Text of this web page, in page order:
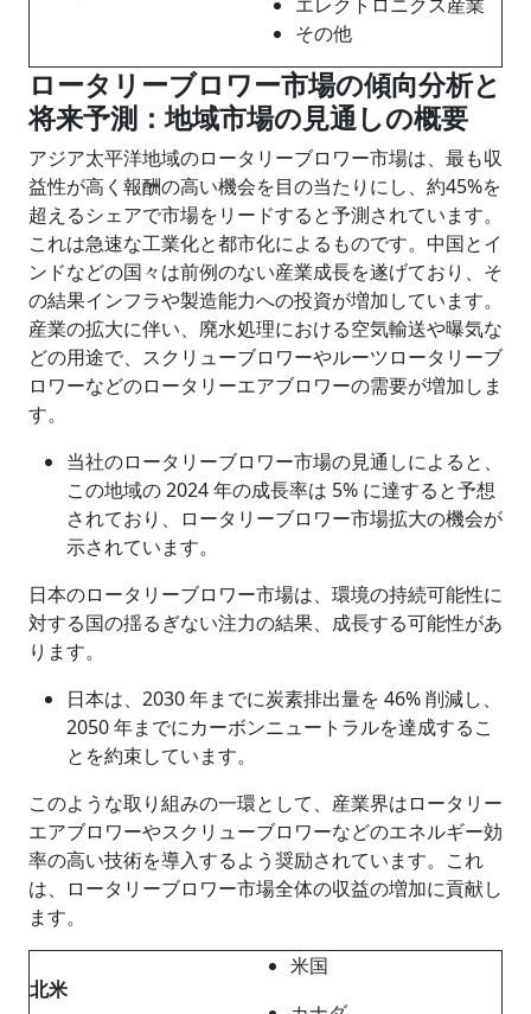
その他
ロータリーブロワー市場の傾向分析と
将来予測：地域市場の見通しの概要
アジア太平洋地域のロータリーブロワー市場は、最も収
益性が高く報酬の高い機会を目の当たりにし、約45%を
超えるシェアで市場をリードすると予測されています。
これは急速な工業化と都市化によるものです。中国とイ
ンドなどの国々は前例のない産業成長を遂げており、そ
の結果インフラや製造能力への投資が増加しています。
産業の拡大に伴い、廃水処理における空気輸送や曝気な
どの用途で、スクリューブロワーやルーツロータリーブ
ロワーなどのロータリーエアブロワーの需要が増加しま
す。
当社のロータリーブロワー市場の見通しによると、
この地域の 2024 年の成長率は 5% に達すると予想
されており、ロータリーブロワー市場拡大の機会が
示されています。
日本のロータリーブロワー市場は、環境の持続可能性に
対する国の揺るぎない注力の結果、成長する可能性があ
ります。
日本は、2030 年までに炭素排出量を 46% 削減し、
2050 年までにカーボンニュートラルを達成するこ
とを約束しています。
このような取り組みの一環として、産業界はロータリー
エアブロワーやスクリューブロワーなどのエネルギー効
率の高い技術を導入するよう奨励されています。これ
は、ロータリーブロワー市場全体の収益の増加に貢献し
ます。
北米
米国